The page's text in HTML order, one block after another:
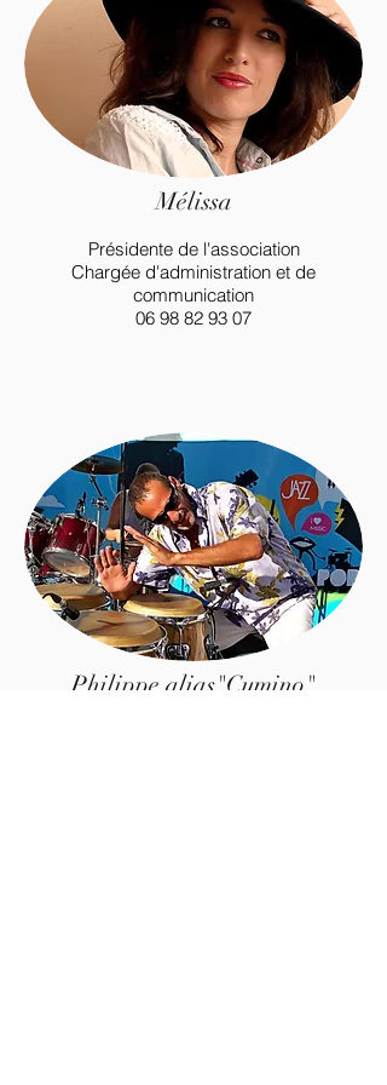
danseuses et groupes spécialisés en
musiques brésiliennes (batucada),
tropicales, africaines, antillaises (gwo
ka), gipsy, orientales, afro-cubaines
(salsa), et variétés internationales pour
tous évènements.
Animation réalise des interventions
pédagogiques sous forme d'ateliers et
stages de percussions traditionnelles
salariés d'entreprise, agents d'animation
ou des médiathèques, publics en
situation de handicap...​​
Enfin, elle assure une activité de conseil
et d'aide à la diffusion artistique pour les
musiciens et groupes souhaitant se
développer.
Mélissa
Présidente de l'association
Chargée d'administration et de
communication
06 98 82 93 07
Philippe alias"Cumino"